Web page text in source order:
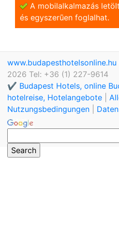
A mobilalkalmazás
és egyszerũen foglalhat.
www.budapesthotelsonline.hu
2026 Tel: +36 (1) 227-9614
✔️ Budapest Hotels, online
hotelreise, Hotelangebote
Nutzungsbedingungen